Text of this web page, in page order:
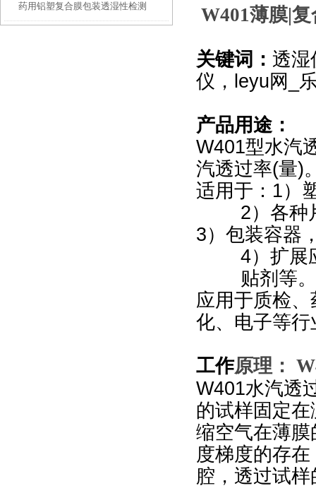
汽透过率测试仪功能解析
药用铝塑复合膜包装透湿性检测 W401薄膜|
关键词： 透湿
仪，leyu网_
产品用途：
W401型水汽
汽透过率(量)
适用于：1）
2）各种
3）包装容器
4）扩展
贴剂等。
应用于质检
化、电子等行
工作原理：
W401水汽透
的试样固定
缩空气在薄
度梯度的存
腔，透过试